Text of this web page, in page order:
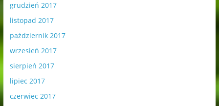
grudzień 2017
listopad 2017
październik 2017
wrzesień 2017
sierpień 2017
lipiec 2017
czerwiec 2017